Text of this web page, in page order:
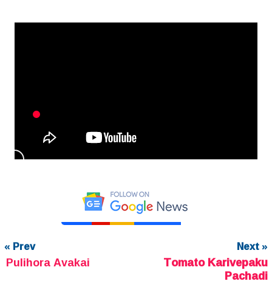
« Prev
Pulihora Avakai
Next »
Tomato Karivepaku
Pachadi